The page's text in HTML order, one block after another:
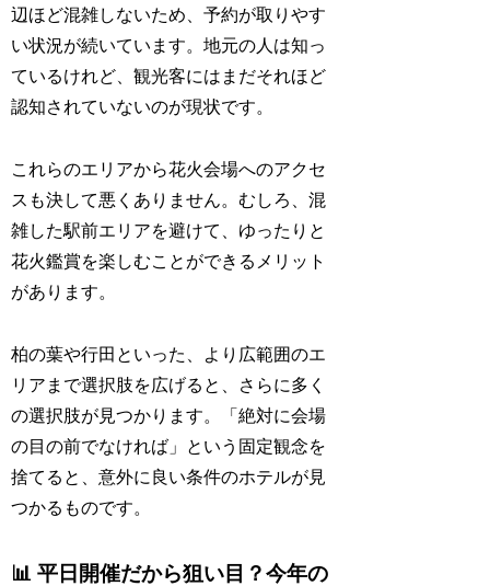
辺ほど混雑しないため、予約が取りやす
い状況が続いています。地元の人は知っ
ているけれど、観光客にはまだそれほど
認知されていないのが現状です。
これらのエリアから花火会場へのアクセ
スも決して悪くありません。むしろ、混
雑した駅前エリアを避けて、ゆったりと
花火鑑賞を楽しむことができるメリット
があります。
柏の葉や行田といった、より広範囲のエ
リアまで選択肢を広げると、さらに多く
の選択肢が見つかります。「絶対に会場
の目の前でなければ」という固定観念を
捨てると、意外に良い条件のホテルが見
つかるものです。
📊 平日開催だから狙い目？今年の